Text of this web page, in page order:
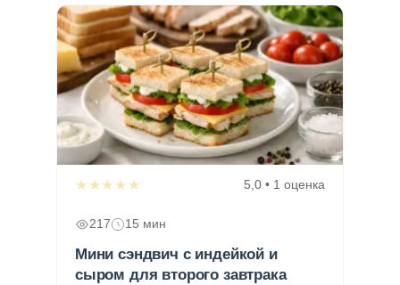
★★★★★ 5,0 • 1 оценка
217 15 мин
Мини сэндвич с индейкой и
сыром для второго завтрака